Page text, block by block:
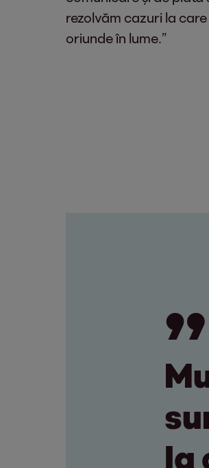
rezolvăm cazuri la
oriunde în lume.”
la